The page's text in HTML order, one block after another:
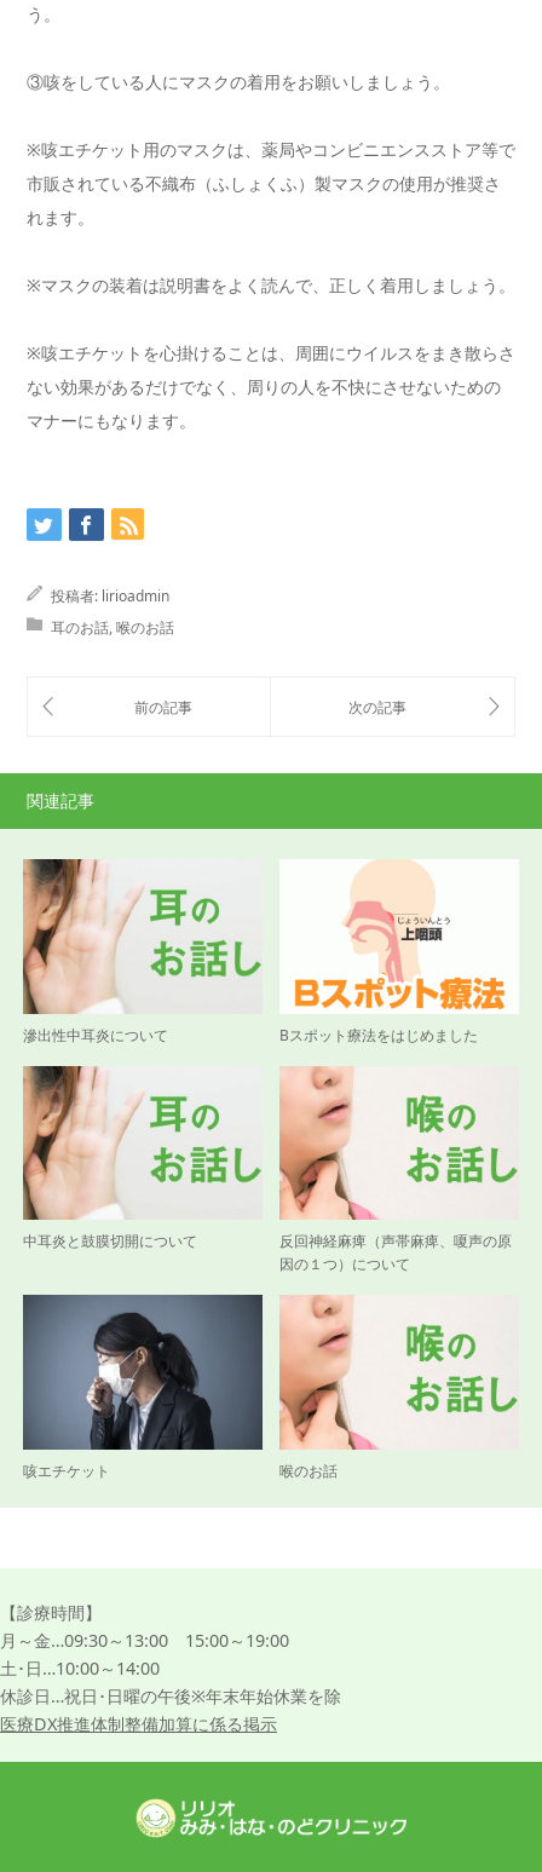
う。
③咳をしている人にマスクの着用をお願いしましょう。
※咳エチケット用のマスクは、薬局やコンビニエンスストア等で
市販されている不織布（ふしょくふ）製マスクの使用が推奨さ
れます。
※マスクの装着は説明書をよく読んで、正しく着用しましょう。
※咳エチケットを心掛けることは、周囲にウイルスをまき散らさ
ない効果があるだけでなく、周りの人を不快にさせないための
マナーにもなります。
投稿者: lirioadmin
耳のお話,喉のお話
関連記事
滲出性中耳炎について Bスポット療法をはじめました
中耳炎と鼓膜切開について
反回神経麻痺（声帯麻痺、嗄声の原
因の１つ）について
咳エチケット 喉のお話
【診療時間】
月～金…09:30～13:00 15:00～19:00
土･日…10:00～14:00
休診日…祝日･日曜の午後※年末年始休業を除
医療DX推進体制整備加算に係る掲示